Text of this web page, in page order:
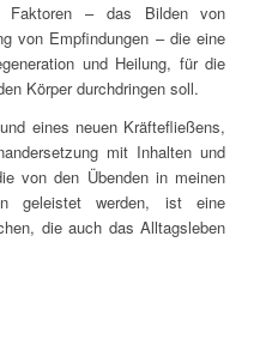
Faktoren – das Bilden von
von Empfindungen – die eine
und Heilung, für die
Körper durchdringen soll.
eines neuen Kräftefließens,
mit Inhalten und
von den Übenden in meinen
geleistet werden, ist eine
die auch das Alltagsleben